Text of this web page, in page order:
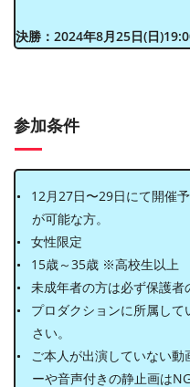
決勝：2024年8月25日(日
参加条件
12月27日〜29日にて開催
が可能な方。
女性限定
15歳～35歳 ※高校生以上
未成年者の方は必ず保護者
プロダクションに所属し
さい。
ご本人が出演していない
ーや音声付きの静止画はNG